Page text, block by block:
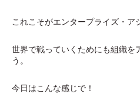
これこそがエンタープライズ・ア
世界で戦っていくためにも組織を
う。
今日はこんな感じで！